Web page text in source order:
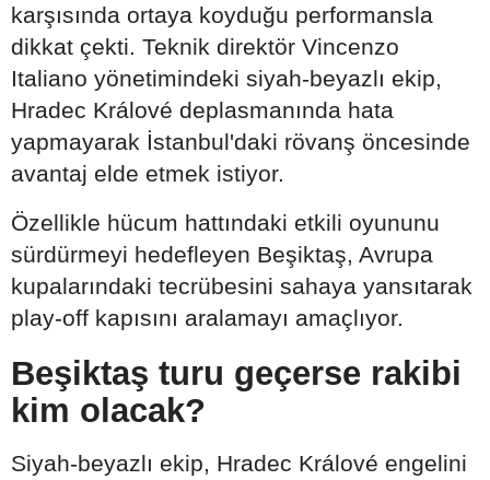
karşısında ortaya koyduğu performansla
dikkat çekti. Teknik direktör Vincenzo
Italiano yönetimindeki siyah-beyazlı ekip,
Hradec Králové deplasmanında hata
yapmayarak İstanbul'daki rövanş öncesinde
avantaj elde etmek istiyor.
Özellikle hücum hattındaki etkili oyununu
sürdürmeyi hedefleyen Beşiktaş, Avrupa
kupalarındaki tecrübesini sahaya yansıtarak
play-off kapısını aralamayı amaçlıyor.
Beşiktaş turu geçerse rakibi
kim olacak?
Siyah-beyazlı ekip, Hradec Králové engelini